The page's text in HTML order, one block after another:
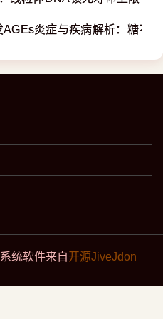
炎症与疾病解析：糖不
统软件来自开源JiveJdon